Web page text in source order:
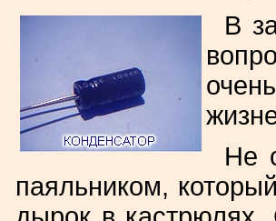
В
Не
паяльником,